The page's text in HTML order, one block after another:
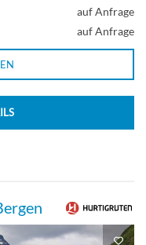
auf Anfrage
auf Anfrage